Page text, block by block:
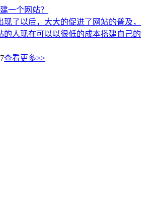
一个网站？
现了以后，大大的促进了网站的普及，
的人现在可以以很低的成本搭建自己的
查看更多>>